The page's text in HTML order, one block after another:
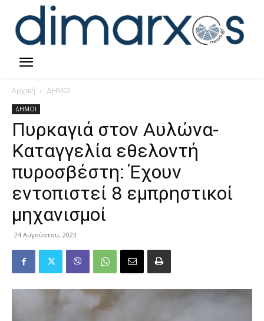
Αρχική ΔΗΜΟΙ
ΔΗΜΟΙ
Πυρκαγιά στον Αυλώνα-
Καταγγελία εθελοντή
πυροσβέστη: Έχουν
εντοπιστεί 8 εμπρηστικοί
μηχανισμοί
24 Αυγούστου, 2023